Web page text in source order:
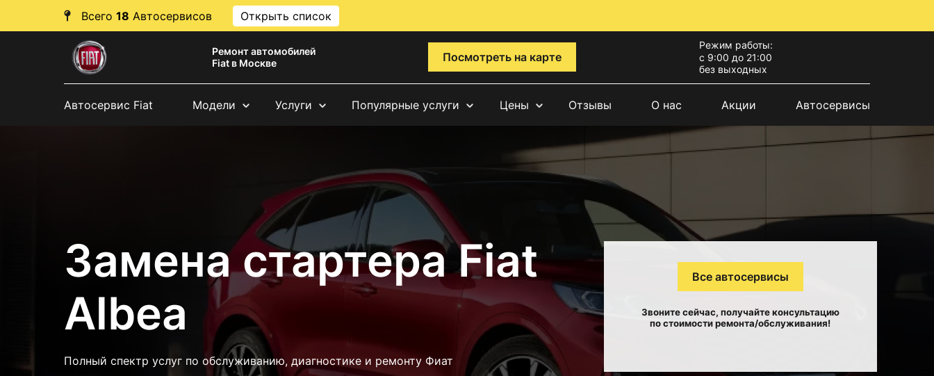
Всего 18 Автосервисов Открыть список
Ремонт автомобилей
Fiat в Москве
Посмотреть на карте
Режим работы:
с 9:00 до 21:00
без выходных
Автосервис Fiat Модели Услуги Популярные услуги Цены Отзывы О нас Акции Автосервисы
Замена стартера Fiat
Albea
Полный спектр услуг по обслуживанию, диагностике и ремонту Фиат
Все автосервисы
Звоните сейчас, получайте консультацию
по стоимости ремонта/обслуживания!